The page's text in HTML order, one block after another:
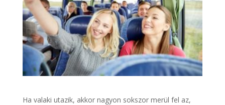
Ha valaki utazik, akkor nagyon sokszor merül fel az,